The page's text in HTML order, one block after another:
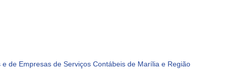
de Empresas de Serviços Contábeis de Marília e Região